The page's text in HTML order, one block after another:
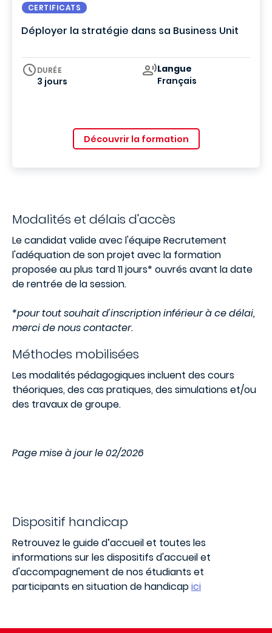
CERTIFICATS
Déployer la stratégie dans sa Business Unit
DURÉE
3 jours
Curriculum
Langue
Français
Découvrir la formation
Modalités et délais d'accès
Le candidat valide avec l'équipe Recrutement
l'adéquation de son projet avec la formation
proposée au plus tard 11 jours* ouvrés avant la date
de rentrée de la session.
*pour tout souhait d'inscription inférieur à ce délai,
merci de nous contacter.
Méthodes mobilisées
Les modalités pédagogiques incluent des cours
théoriques, des cas pratiques, des simulations et/ou
des travaux de groupe.
Page mise à jour le 02/2026
Dispositif handicap
Retrouvez le guide d’accueil et toutes les
informations sur les dispositifs d'accueil et
d'accompagnement de nos étudiants et
participants en situation de handicapici